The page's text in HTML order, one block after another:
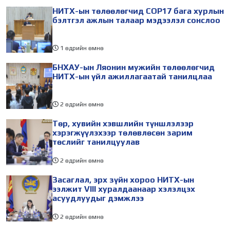
НИТХ-ын төлөөлөгчид COP17 бага хурлын
бэлтгэл ажлын талаар мэдээлэл сонслоо
1 өдрийн өмнө
БНХАУ-ын Ляонин мужийн төлөөлөгчид
НИТХ-ын үйл ажиллагаатай танилцлаа
2 өдрийн өмнө
Төр, хувийн хэвшлийн түншлэлээр
хэрэгжүүлэхээр төлөвлөсөн зарим
төслийг танилцуулав
2 өдрийн өмнө
Засаглал, эрх зүйн хороо НИТХ-ын
ээлжит VIII хуралдаанаар хэлэлцэх
асуудлуудыг дэмжлээ
2 өдрийн өмнө